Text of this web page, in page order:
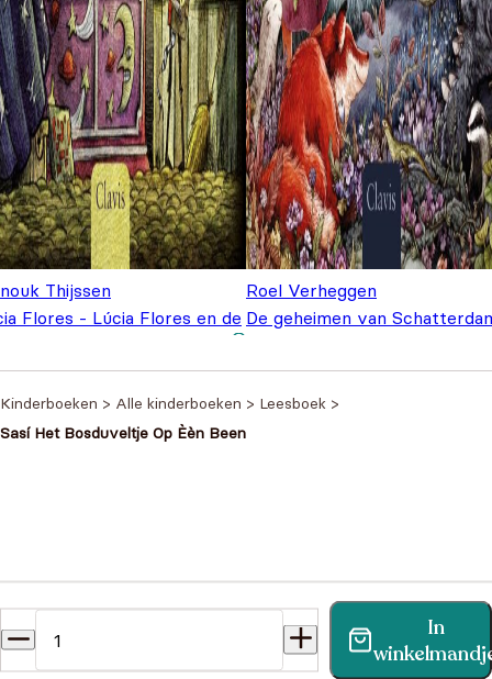
Thijssen
Flores - Lúcia Flores en de
Roel Verheggen
De geheimen van
Kinderboeken > Alle kinderboeken > Leesboek >
Sasí Het Bosduveltje Op Èèn Been
In
Vind binnen no-time antwoord op je vraag op onze
klantenservice pagina.